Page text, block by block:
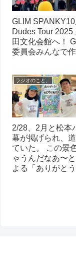
GLIM
Dudes Tour
田文化会館へ！
委員会みんなで
ラジオのこと。
2/28、2月と松本
幕が掲げられ、
ていた。 この景
ゃうんだなあ〜
よる「ありがと